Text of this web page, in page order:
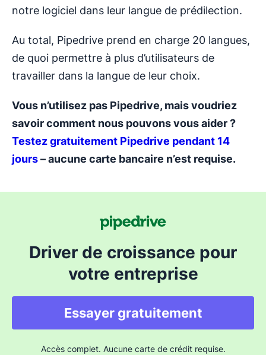
notre logiciel dans leur langue de prédilection.
Au total, Pipedrive prend en charge 20 langues,
de quoi permettre à plus d’utilisateurs de
travailler dans la langue de leur choix.
Vous n’utilisez pas Pipedrive, mais voudriez
savoir comment nous pouvons vous aider ?
Testez gratuitement Pipedrive pendant 14
jours– aucune carte bancaire n’est requise.
Driver de croissance pour
votre entreprise
Essayer gratuitement
Accès complet. Aucune carte de crédit requise.